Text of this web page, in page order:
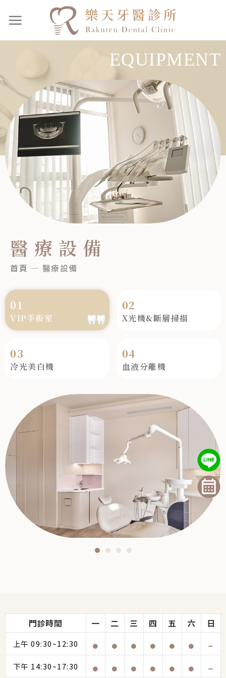
EQUIPMENT
醫療設備
首頁 — 醫療設備
01
VIP手術室
02
X光機&斷層掃描
03
冷光美白機
04
血液分離機
門診時間 一 二 三 四 五 六 日
上午 09:30~12:30
下午 14:30~17:30